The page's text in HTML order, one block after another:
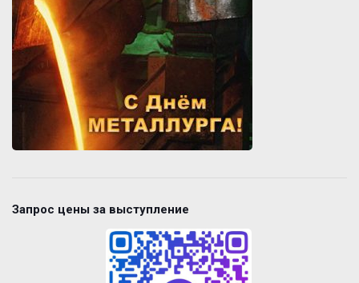
Запрос цены за выступление